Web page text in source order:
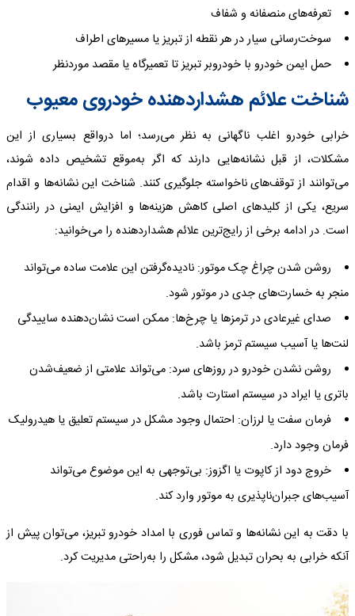
تعرفه‌های منصفانه و شفاف
سوخت‌رسانی سیار در هر نقطه از تبریز یا مسیرهای اطراف
حمل ایمن خودرو با خودروبر تبریز تا تعمیرگاه یا مقصد موردنظر
شناخت علائم هشداردهنده خودروی معیوب
خرابی خودرو اغلب ناگهانی به نظر می‌رسد؛ اما درواقع بسیاری از این
مشکلات، از قبل نشانه‌هایی دارند که اگر به‌موقع تشخیص داده شوند،
می‌توانند از توقف‌های ناخواسته جلوگیری کنند. شناخت این نشانه‌ها و اقدام
سریع، یکی از کلیدهای اصلی کاهش هزینه‌ها و افزایش ایمنی در رانندگی
است. در ادامه برخی از رایج‌ترین علائم هشداردهنده را می‌خوانید:
روشن شدن چراغ چک موتور: نادیده‌گرفتن این علامت ساده می‌تواند
منجر به خسارت‌های جدی در موتور شود.
صدای غیرعادی در ترمزها یا چرخ‌ها: ممکن است نشان‌دهنده ساییدگی
لنت‌ها یا آسیب سیستم ترمز باشد.
روشن نشدن خودرو در روزهای سرد: می‌تواند علامتی از ضعیف‌شدن
باتری یا ایراد در سیستم استارت باشد.
فرمان سفت یا لرزان: احتمال وجود مشکل در سیستم تعلیق یا هیدرولیک
فرمان وجود دارد.
خروج دود از کاپوت یا اگزوز: بی‌توجهی به این موضوع می‌تواند
آسیب‌های جبران‌ناپذیری به موتور وارد کند.
با دقت به این نشانه‌ها و تماس فوری با امداد خودرو تبریز، می‌توان پیش از
آنکه خرابی به بحران تبدیل شود، مشکل را به‌راحتی مدیریت کرد.